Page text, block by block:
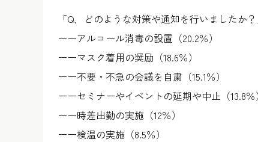
「Q．どのような対策や通知を行いましたか？
ーーアルコール消毒の設置（20.2％）
ーーマスク着用の奨励（18.6％）
ーー不要・不急の会議を自粛（15.1％）
ーーセミナーやイベントの延期や中止（13.8％）
ーー時差出勤の実施（12％）
ーー検温の実施（8.5％）